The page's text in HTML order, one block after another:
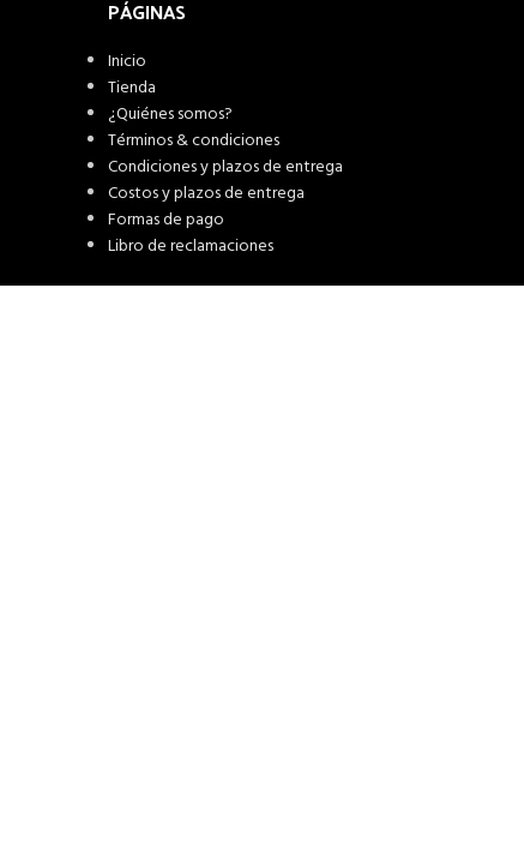
PÁGINAS
Inicio
Tienda
¿Quiénes somos?
Términos & condiciones
Condiciones y plazos de entrega
Costos y plazos de entrega
Formas de pago
Libro de reclamaciones